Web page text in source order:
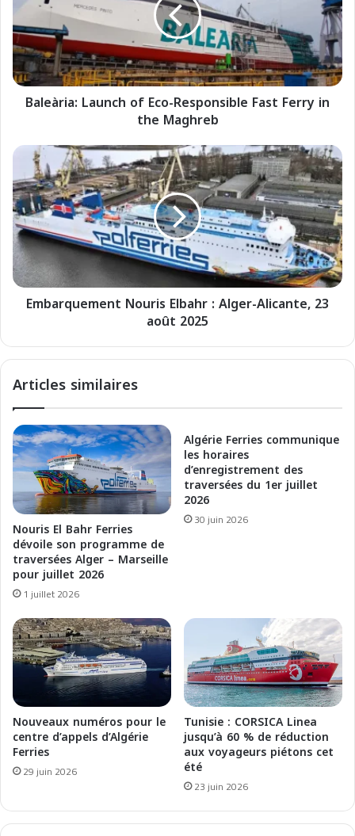
r
i
a
:
n
h
o
f
E
c
o
-
p
n
i
b
l
e
a
s
t
F
e
r
r
y
i
n
t
e
M
a
g
h
b
Baleària: Launch of Eco-Responsible Fast Ferry in
the Maghreb
E
b
a
r
q
u
e
m
N
u
r
s
E
l
a
h
r
:
A
l
g
e
r
-
A
i
c
a
n
t
2
Embarquement Nouris Elbahr : Alger-Alicante, 23
août 2025
Articles similaires
Nouris El Bahr Ferries
dévoile son programme de
traversées Alger – Marseille
pour juillet 2026
1 juillet 2026
Algérie Ferries communique
les horaires
d’enregistrement des
traversées du 1er juillet
2026
30 juin 2026
Nouveaux numéros pour le
centre d’appels d’Algérie
Ferries
29 juin 2026
Tunisie : CORSICA Linea
jusqu’à 60 % de réduction
aux voyageurs piétons cet
été
23 juin 2026